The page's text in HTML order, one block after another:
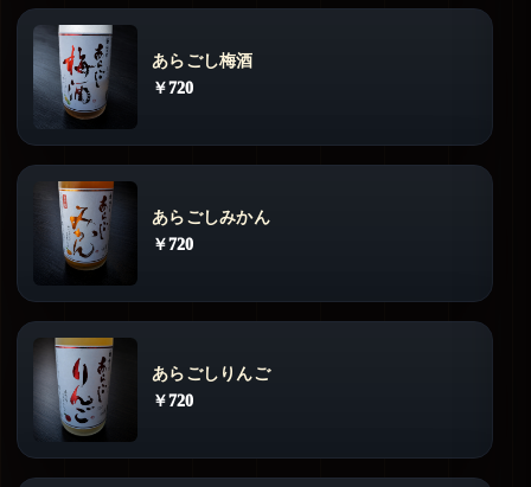
あらごし梅酒
￥720
あらごしみかん
￥720
あらごしりんご
￥720